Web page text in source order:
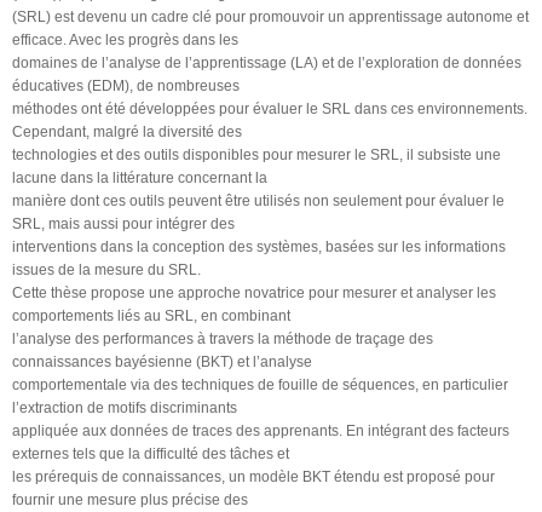
(SRL) est devenu un cadre clé pour promouvoir un apprentissage autonome et
efficace. Avec les progrès dans les
domaines de l’analyse de l’apprentissage (LA) et de l’exploration de données
éducatives (EDM), de nombreuses
méthodes ont été développées pour évaluer le SRL dans ces environnements.
Cependant, malgré la diversité des
technologies et des outils disponibles pour mesurer le SRL, il subsiste une
lacune dans la littérature concernant la
manière dont ces outils peuvent être utilisés non seulement pour évaluer le
SRL, mais aussi pour intégrer des
interventions dans la conception des systèmes, basées sur les informations
issues de la mesure du SRL.
Cette thèse propose une approche novatrice pour mesurer et analyser les
comportements liés au SRL, en combinant
l’analyse des performances à travers la méthode de traçage des
connaissances bayésienne (BKT) et l’analyse
comportementale via des techniques de fouille de séquences, en particulier
l’extraction de motifs discriminants
appliquée aux données de traces des apprenants. En intégrant des facteurs
externes tels que la difficulté des tâches et
les prérequis de connaissances, un modèle BKT étendu est proposé pour
fournir une mesure plus précise des